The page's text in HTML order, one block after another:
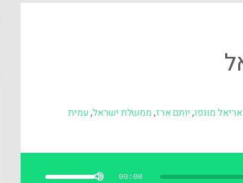
אריאל מונפו,יותם ארז,ממשלת ישראל,עמית
00:00
השתמש
כדי